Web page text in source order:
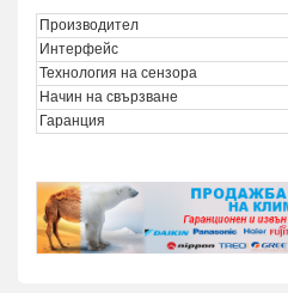
Производител
Интерфейс
Технология на сензора
Начин на свързване
Гаранция